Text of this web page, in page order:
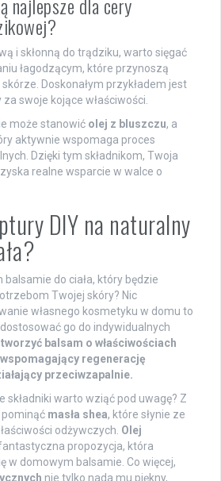
i skłonną do trądziku, warto sięgać
łagodzącym, które przynoszą
Doskonałym przykładem jest
za swoje kojące właściwości.
może stanowić olej z bluszczu, a
aktywnie wspomaga proces
Dzięki tym składnikom, Twoja
realne wsparcie w walce o
DIY na naturalny
do ciała, który będzie
Twojej skóry? Nic
własnego kosmetyku w domu to
go do indywidualnych
balsam o właściwościach
regenerację
przeciwzapalnie.
składniki warto wziąć pod uwagę? Z
masła shea, które słynie ze
odżywczych. Olej
propozycja, która
w domowym balsamie. Co więcej,
nie tylko nada mu piękny,